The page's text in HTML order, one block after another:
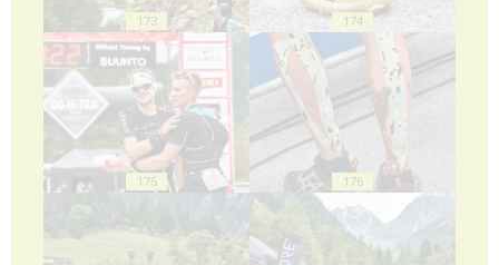
173 174
175 176